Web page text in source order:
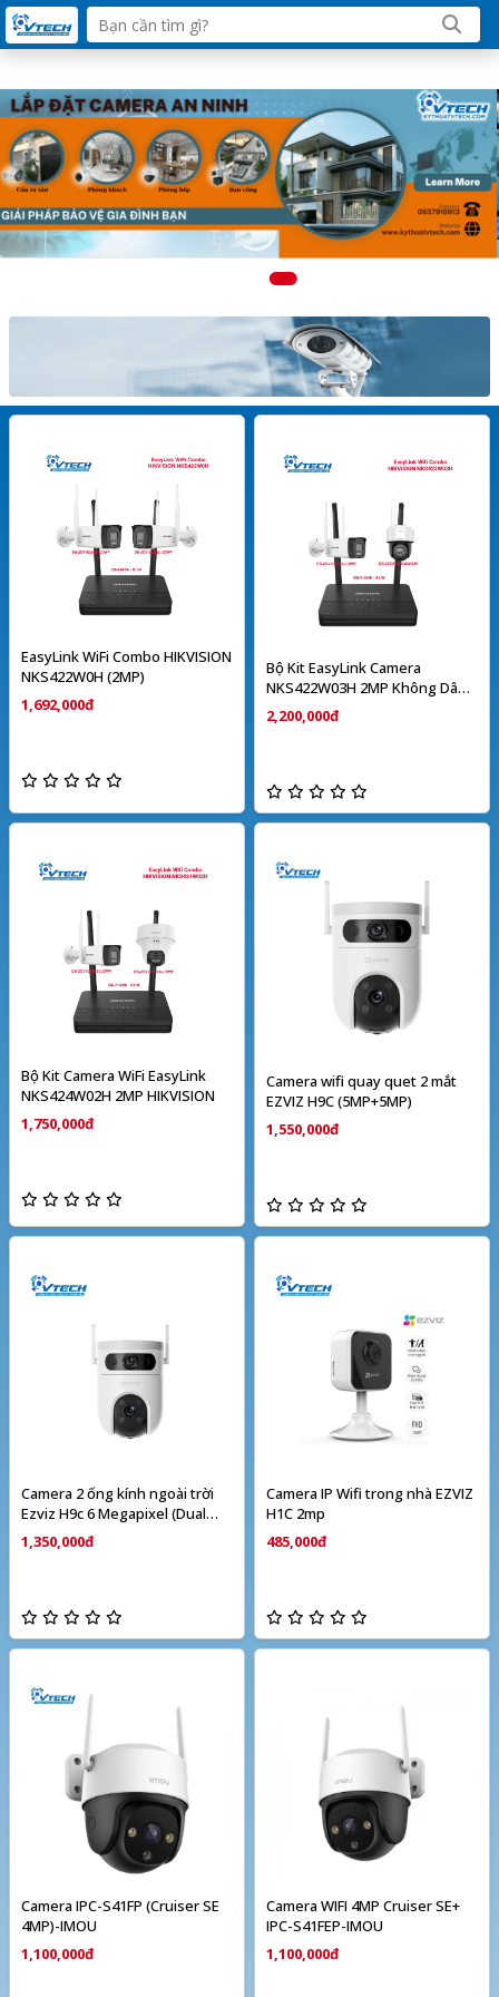
EasyLink WiFi Combo HIKVISION
NKS422W0H (2MP)
1,692,000đ
Bộ Kit EasyLink Camera
NKS422W03H 2MP Không Dây
HIKVISION
2,200,000đ
Bộ Kit Camera WiFi EasyLink
NKS424W02H 2MP HIKVISION
1,750,000đ
Camera wifi quay quet 2 mắt
EZVIZ H9C (5MP+5MP)
1,550,000đ
Camera 2 ống kính ngoài trời
Ezviz H9c 6 Megapixel (Dual
camera)
1,350,000đ
Camera IP Wifi trong nhà EZVIZ
H1C 2mp
485,000đ
Camera IPC-S41FP (Cruiser SE
4MP)-IMOU
1,100,000đ
Camera WIFI 4MP Cruiser SE+
IPC-S41FEP-IMOU
1,100,000đ